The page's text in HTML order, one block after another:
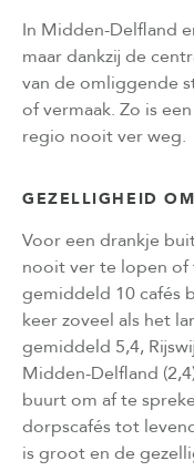
In Midden-Delfland
maar dankzij de
van de omliggende
of vermaak. Zo is
regio nooit ver weg.
GEZELLIGHEID
Voor een drankje
nooit ver te lopen of
gemiddeld 10 cafés
keer zoveel als het
gemiddeld 5,4,
Midden-Delfland
buurt om af te
dorpscafés tot
is groot en de